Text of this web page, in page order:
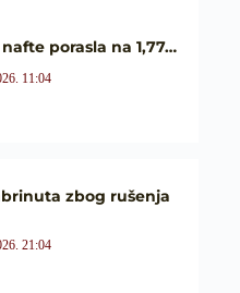
porasla na 1,77…
11:04
zbog rušenja
21:04